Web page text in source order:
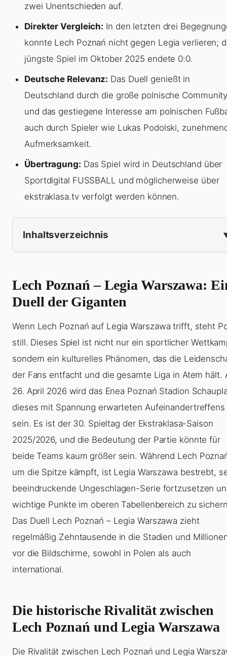
zwei Unentschieden auf.
Direkter Vergleich: In den letzten drei
konnte Lech Poznań nicht gegen Legia verlieren;
jüngste Spiel im Oktober 2025 endete 0:0.
Deutsche Relevanz: Das Duell genießt in
Deutschland durch die große polnische
und das gestiegene Interesse am polnischen
auch durch Spieler wie Lukas Podolski,
Aufmerksamkeit.
Übertragung: Das Spiel wird in Deutschland über
Sportdigital FUSSBALL und möglicherweise über
ekstraklasa.tv verfolgt werden können.
Inhaltsverzeichnis
Lech Poznań – Legia Warszawa:
Duell der Giganten
Wenn Lech Poznań auf Legia Warszawa trifft, steht
still. Dieses Spiel ist nicht nur ein sportlicher
sondern ein kulturelles Phänomen, das die
der Fans entfacht und die gesamte Liga in Atem hält.
26. April 2026 wird das Enea Poznań Stadion
dieses mit Spannung erwarteten Aufeinandertreffens
sein. Es ist der 30. Spieltag der Ekstraklasa-Saison
2025/2026, und die Bedeutung der Partie könnte für
beide Teams kaum größer sein. Während Lech
um die Spitze kämpft, ist Legia Warszawa bestrebt,
beeindruckende Ungeschlagen-Serie fortzusetzen
wichtige Punkte im oberen Tabellenbereich zu
Das Duell Lech Poznań – Legia Warszawa zieht
regelmäßig Zehntausende in die Stadien und
vor die Bildschirme, sowohl in Polen als auch
international.
Die historische Rivalität zwischen
Lech Poznań und Legia Warszawa
Die Rivalität zwischen Lech Poznań und Legia